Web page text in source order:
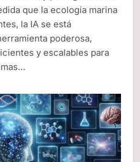
que la ecología marina
la IA se está
poderosa,
y escalables para